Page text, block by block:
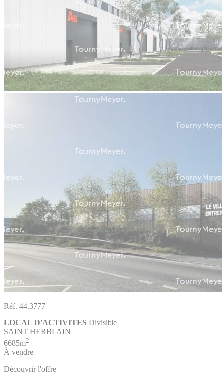
Réf. 44.3777
LOCAL D'ACTIVITES Divisible
SAINT HERBLAIN
6685m2
À vendre
Découvrir l'offre